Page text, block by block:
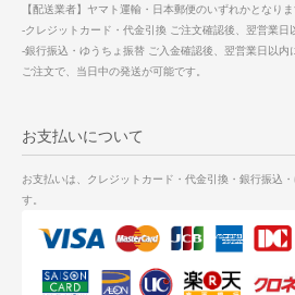
【配送業者】ヤマト運輸・日本郵便のいずれかとなりま
-クレジットカード・代金引換 ご注文確認後、翌営業日
-銀行振込・ゆうちょ振替 ご入金確認後、翌営業日以
ご注文で、当日中の発送が可能です。
お支払いについて
お支払いは、クレジットカード・代金引換・銀行振込
す。